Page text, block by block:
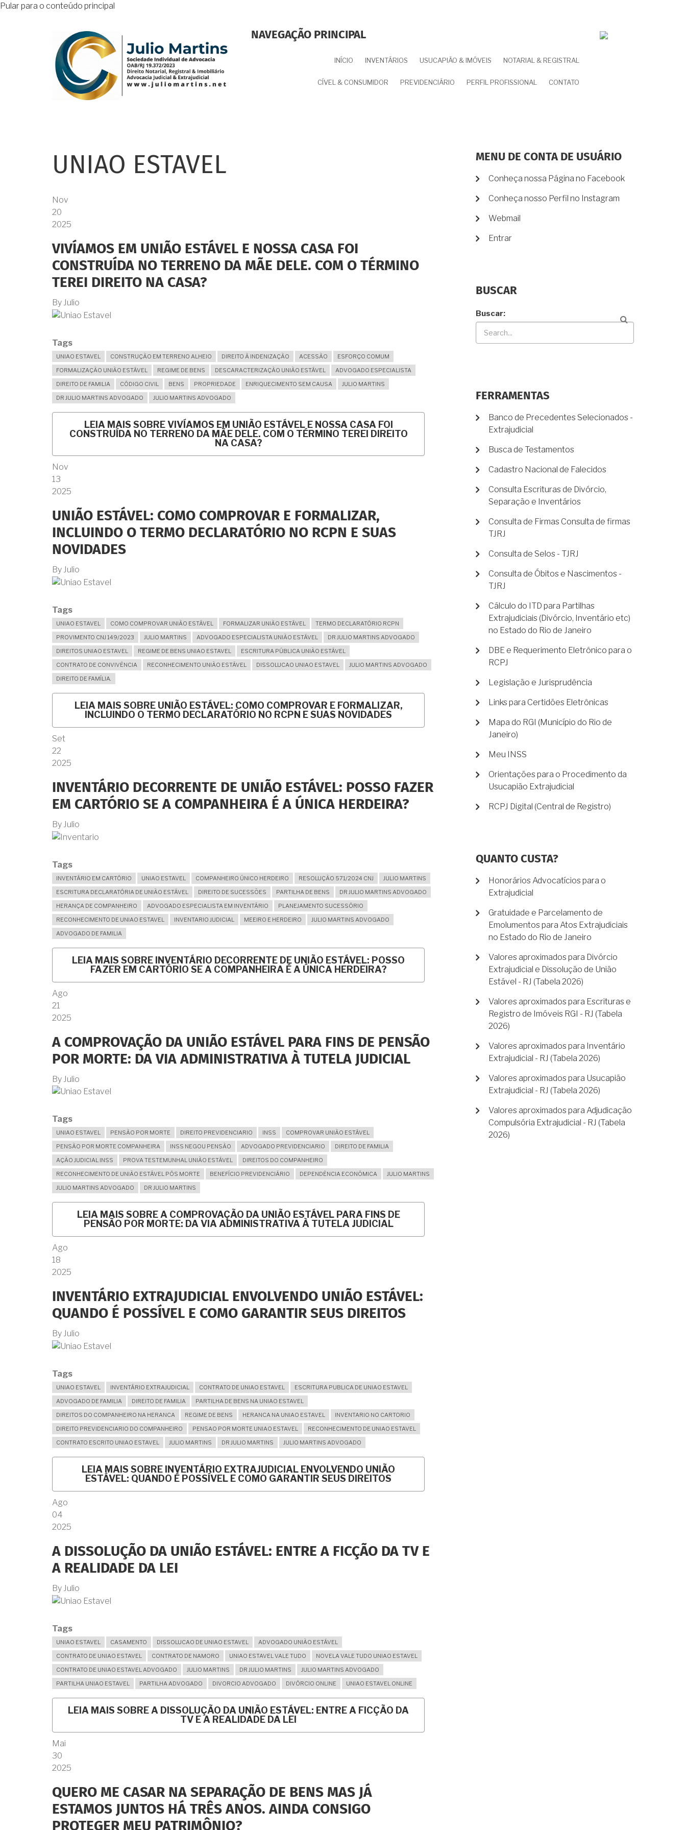
Pular para o conteúdo principal
NAVEGAÇÃO PRINCIPAL
INÍCIO INVENTÁRIOS USUCAPIÃO & IMÓVEIS NOTARIAL & REGISTRAL
CÍVEL & CONSUMIDOR PREVIDENCIÁRIO PERFIL PROFISSIONAL CONTATO
UNIAO ESTAVEL
Nov
20
2025
VIVÍAMOS EM UNIÃO ESTÁVEL E NOSSA CASA FOI
CONSTRUÍDA NO TERRENO DA MÃE DELE. COM O TÉRMINO
TEREI DIREITO NA CASA?
By Julio
Tags
UNIAO ESTAVEL CONSTRUÇÃO EM TERRENO ALHEIO DIREITO À INDENIZAÇÃO ACESSÃO
ESFORÇO COMUM
FORMALIZAÇÃO UNIÃO ESTÁVEL
REGIME DE BENS DESCARACTERIZAÇÃO UNIÃO ESTÁVEL
ADVOGADO ESPECIALISTA
DIREITO DE FAMILIA
CÓDIGO CIVIL BENS PROPRIEDADE ENRIQUECIMENTO SEM CAUSA
JULIO MARTINS
DR JULIO MARTINS ADVOGADO
JULIO MARTINS ADVOGADO
LEIA MAIS SOBRE VIVÍAMOS EM UNIÃO ESTÁVEL E NOSSA CASA FOI
CONSTRUÍDA NO TERRENO DA MÃE DELE. COM O TÉRMINO TEREI DIREITO
NA CASA?
Nov
13
2025
UNIÃO ESTÁVEL: COMO COMPROVAR E FORMALIZAR,
INCLUINDO O TERMO DECLARATÓRIO NO RCPN E SUAS
NOVIDADES
By Julio
Tags
UNIAO ESTAVEL COMO COMPROVAR UNIÃO ESTÁVEL FORMALIZAR UNIÃO ESTÁVEL
TERMO DECLARATÓRIO RCPN
PROVIMENTO CNJ 149/2023
JULIO MARTINS ADVOGADO ESPECIALISTA UNIÃO ESTÁVEL
DR JULIO MARTINS ADVOGADO
DIREITOS UNIAO ESTAVEL
REGIME DE BENS UNIAO ESTAVEL
ESCRITURA PÚBLICA UNIÃO ESTÁVEL
CONTRATO DE CONVIVÊNCIA
RECONHECIMENTO UNIÃO ESTÁVEL DISSOLUCAO UNIAO ESTAVEL
JULIO MARTINS ADVOGADO
DIREITO DE FAMÍLIA.
LEIA MAIS SOBRE UNIÃO ESTÁVEL: COMO COMPROVAR E FORMALIZAR,
INCLUINDO O TERMO DECLARATÓRIO NO RCPN E SUAS NOVIDADES
Set
22
2025
INVENTÁRIO DECORRENTE DE UNIÃO ESTÁVEL: POSSO FAZER
EM CARTÓRIO SE A COMPANHEIRA É A ÚNICA HERDEIRA?
By Julio
Tags
INVENTÁRIO EM CARTÓRIO UNIAO ESTAVEL COMPANHEIRO ÚNICO HERDEIRO RESOLUÇÃO 571/2024 CNJ
JULIO MARTINS
ESCRITURA DECLARATÓRIA DE UNIÃO ESTÁVEL
DIREITO DE SUCESSÕES PARTILHA DE BENS
DR JULIO MARTINS ADVOGADO
HERANÇA DE COMPANHEIRO
ADVOGADO ESPECIALISTA EM INVENTÁRIO
PLANEJAMENTO SUCESSÓRIO
RECONHECIMENTO DE UNIAO ESTAVEL
INVENTARIO JUDICIAL MEEIRO E HERDEIRO
JULIO MARTINS ADVOGADO
ADVOGADO DE FAMILIA
LEIA MAIS SOBRE INVENTÁRIO DECORRENTE DE UNIÃO ESTÁVEL: POSSO
FAZER EM CARTÓRIO SE A COMPANHEIRA É A ÚNICA HERDEIRA?
Ago
21
2025
A COMPROVAÇÃO DA UNIÃO ESTÁVEL PARA FINS DE PENSÃO
POR MORTE: DA VIA ADMINISTRATIVA À TUTELA JUDICIAL
By Julio
Tags
UNIAO ESTAVEL PENSÃO POR MORTE DIREITO PREVIDENCIARIO INSS
COMPROVAR UNIÃO ESTÁVEL
PENSÃO POR MORTE COMPANHEIRA
INSS NEGOU PENSÃO ADVOGADO PREVIDENCIARIO
DIREITO DE FAMILIA
AÇÃO JUDICIAL INSS
PROVA TESTEMUNHAL UNIÃO ESTÁVEL
DIREITOS DO COMPANHEIRO
RECONHECIMENTO DE UNIÃO ESTÁVEL PÓS MORTE
BENEFÍCIO PREVIDENCIÁRIO DEPENDÊNCIA ECONÔMICA
JULIO MARTINS
JULIO MARTINS ADVOGADO
DR JULIO MARTINS
LEIA MAIS SOBRE A COMPROVAÇÃO DA UNIÃO ESTÁVEL PARA FINS DE
PENSÃO POR MORTE: DA VIA ADMINISTRATIVA À TUTELA JUDICIAL
Ago
18
2025
INVENTÁRIO EXTRAJUDICIAL ENVOLVENDO UNIÃO ESTÁVEL:
QUANDO É POSSÍVEL E COMO GARANTIR SEUS DIREITOS
By Julio
Tags
UNIAO ESTAVEL INVENTÁRIO EXTRAJUDICIAL CONTRATO DE UNIAO ESTAVEL
ESCRITURA PUBLICA DE UNIAO ESTAVEL
ADVOGADO DE FAMILIA
DIREITO DE FAMILIA
PARTILHA DE BENS NA UNIAO ESTAVEL
DIREITOS DO COMPANHEIRO NA HERANCA
REGIME DE BENS HERANCA NA UNIAO ESTAVEL
INVENTARIO NO CARTORIO
DIREITO PREVIDENCIARIO DO COMPANHEIRO
PENSAO POR MORTE UNIAO ESTAVEL
RECONHECIMENTO DE UNIAO ESTAVEL
CONTRATO ESCRITO UNIAO ESTAVEL
JULIO MARTINS DR JULIO MARTINS JULIO MARTINS ADVOGADO
LEIA MAIS SOBRE INVENTÁRIO EXTRAJUDICIAL ENVOLVENDO UNIÃO
ESTÁVEL: QUANDO É POSSÍVEL E COMO GARANTIR SEUS DIREITOS
Ago
04
2025
A DISSOLUÇÃO DA UNIÃO ESTÁVEL: ENTRE A FICÇÃO DA TV E
A REALIDADE DA LEI
By Julio
Tags
UNIAO ESTAVEL CASAMENTO DISSOLUCAO DE UNIAO ESTAVEL
ADVOGADO UNIÃO ESTÁVEL
CONTRATO DE UNIAO ESTAVEL
CONTRATO DE NAMORO UNIAO ESTAVEL VALE TUDO
NOVELA VALE TUDO UNIAO ESTAVEL
CONTRATO DE UNIAO ESTAVEL ADVOGADO
JULIO MARTINS DR JULIO MARTINS
JULIO MARTINS ADVOGADO
PARTILHA UNIAO ESTAVEL
PARTILHA ADVOGADO DIVORCIO ADVOGADO DIVÓRCIO ONLINE UNIAO ESTAVEL ONLINE
LEIA MAIS SOBRE A DISSOLUÇÃO DA UNIÃO ESTÁVEL: ENTRE A FICÇÃO DA
TV E A REALIDADE DA LEI
Mai
30
2025
QUERO ME CASAR NA SEPARAÇÃO DE BENS MAS JÁ
ESTAMOS JUNTOS HÁ TRÊS ANOS. AINDA CONSIGO
PROTEGER MEU PATRIMÔNIO?
MENU DE CONTA DE USUÁRIO
Conheça nossa Página no Facebook
Conheça nosso Perfil no Instagram
Webmail
Entrar
BUSCAR
Buscar
FERRAMENTAS
Banco de Precedentes Selecionados -
Extrajudicial
Busca de Testamentos
Cadastro Nacional de Falecidos
Consulta Escrituras de Divórcio,
Separação e Inventários
Consulta de Firmas Consulta de firmas
TJRJ
Consulta de Selos - TJRJ
Consulta de Óbitos e Nascimentos -
TJRJ
Cálculo do ITD para Partilhas
Extrajudiciais (Divórcio, Inventário etc)
no Estado do Rio de Janeiro
DBE e Requerimento Eletrônico para o
RCPJ
Legislação e Jurisprudência
Links para Certidões Eletrônicas
Mapa do RGI (Município do Rio de
Janeiro)
Meu INSS
Orientações para o Procedimento da
Usucapião Extrajudicial
RCPJ Digital (Central de Registro)
QUANTO CUSTA?
Honorários Advocatícios para o
Extrajudicial
Gratuidade e Parcelamento de
Emolumentos para Atos Extrajudiciais
no Estado do Rio de Janeiro
Valores aproximados para Divórcio
Extrajudicial e Dissolução de União
Estável - RJ (Tabela 2026)
Valores aproximados para Escrituras e
Registro de Imóveis RGI - RJ (Tabela
2026)
Valores aproximados para Inventário
Extrajudicial - RJ (Tabela 2026)
Valores aproximados para Usucapião
Extrajudicial - RJ (Tabela 2026)
Valores aproximados para Adjudicação
Compulsória Extrajudicial - RJ (Tabela
2026)